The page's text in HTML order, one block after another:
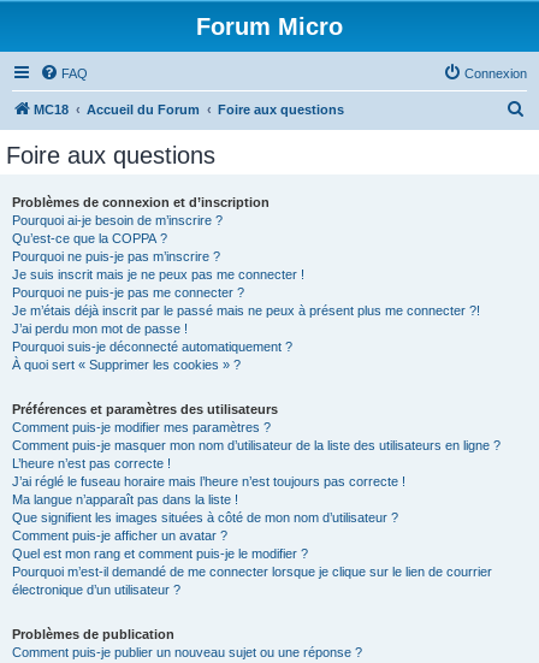
Forum Micro
FAQ Connexion
MC18 Accueil du Forum Foire aux questions
Foire aux questions
Problèmes de connexion et d’inscription
Pourquoi ai-je besoin de m’inscrire ?
Qu’est-ce que la COPPA ?
Pourquoi ne puis-je pas m’inscrire ?
Je suis inscrit mais je ne peux pas me connecter !
Pourquoi ne puis-je pas me connecter ?
Je m’étais déjà inscrit par le passé mais ne peux à présent plus me connecter ?!
J’ai perdu mon mot de passe !
Pourquoi suis-je déconnecté automatiquement ?
À quoi sert « Supprimer les cookies » ?
Préférences et paramètres des utilisateurs
Comment puis-je modifier mes paramètres ?
Comment puis-je masquer mon nom d’utilisateur de la liste des utilisateurs en ligne ?
L’heure n’est pas correcte !
J’ai réglé le fuseau horaire mais l’heure n’est toujours pas correcte !
Ma langue n’apparaît pas dans la liste !
Que signifient les images situées à côté de mon nom d’utilisateur ?
Comment puis-je afficher un avatar ?
Quel est mon rang et comment puis-je le modifier ?
Pourquoi m’est-il demandé de me connecter lorsque je clique sur le lien de courrier
électronique d’un utilisateur ?
Problèmes de publication
Comment puis-je publier un nouveau sujet ou une réponse ?